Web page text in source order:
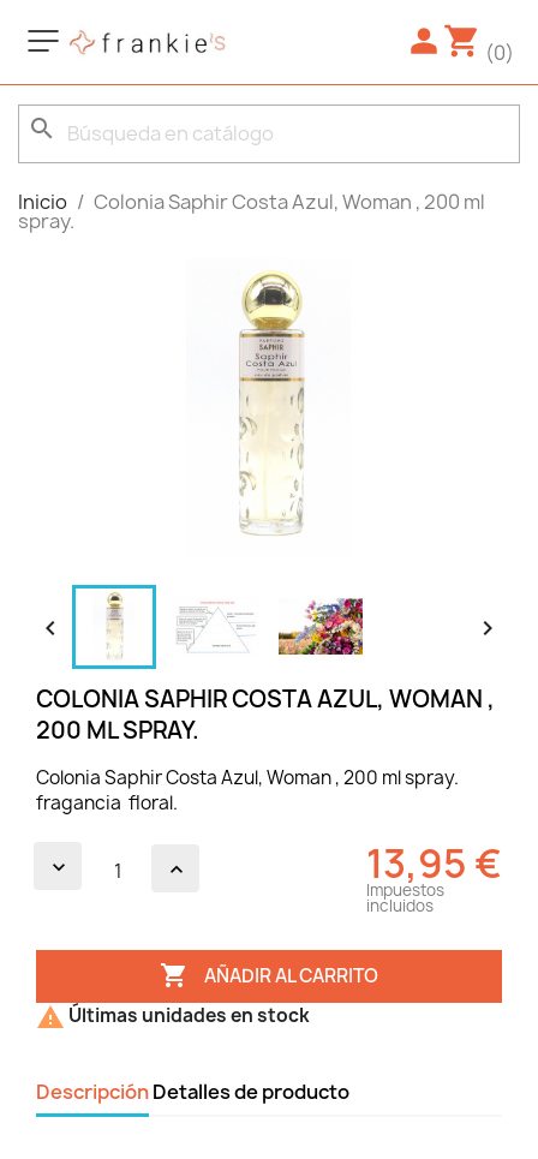
(0)
search
Inicio Colonia Saphir Costa Azul, Woman , 200 ml
spray.
 
COLONIA SAPHIR COSTA AZUL, WOMAN ,
200 ML SPRAY.
Colonia Saphir Costa Azul, Woman , 200 ml spray.
fragancia floral.
13,95 €
Impuestos
incluidos
 AÑADIR AL CARRITO
 Últimas unidades en stock
DescripciónDetalles de producto